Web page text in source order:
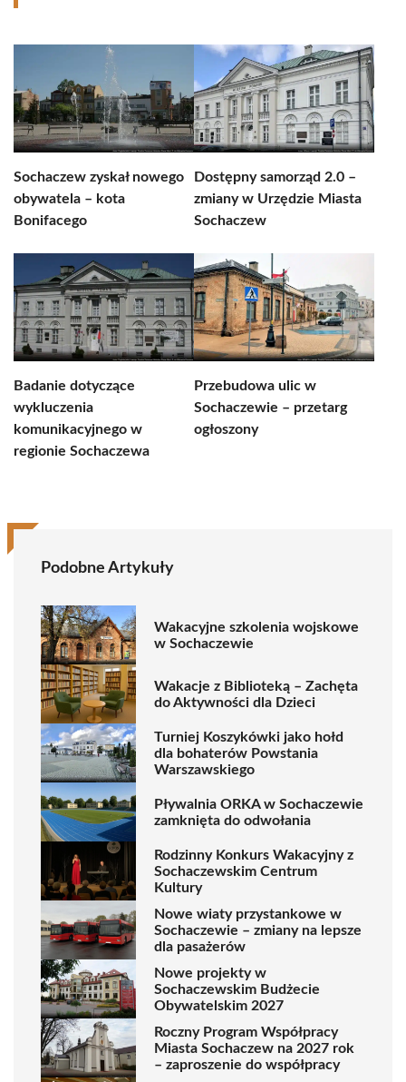
Sochaczew zyskał nowego
obywatela – kota
Bonifacego
Dostępny samorząd 2.0 –
zmiany w Urzędzie Miasta
Sochaczew
Badanie dotyczące
wykluczenia
komunikacyjnego w
regionie Sochaczewa
Przebudowa ulic w
Sochaczewie – przetarg
ogłoszony
Podobne Artykuły
Wakacyjne szkolenia wojskowe
w Sochaczewie
Wakacje z Biblioteką – Zachęta
do Aktywności dla Dzieci
Turniej Koszykówki jako hołd
dla bohaterów Powstania
Warszawskiego
Pływalnia ORKA w Sochaczewie
zamknięta do odwołania
Rodzinny Konkurs Wakacyjny z
Sochaczewskim Centrum
Kultury
Nowe wiaty przystankowe w
Sochaczewie – zmiany na lepsze
dla pasażerów
Nowe projekty w
Sochaczewskim Budżecie
Obywatelskim 2027
Roczny Program Współpracy
Miasta Sochaczew na 2027 rok
– zaproszenie do współpracy